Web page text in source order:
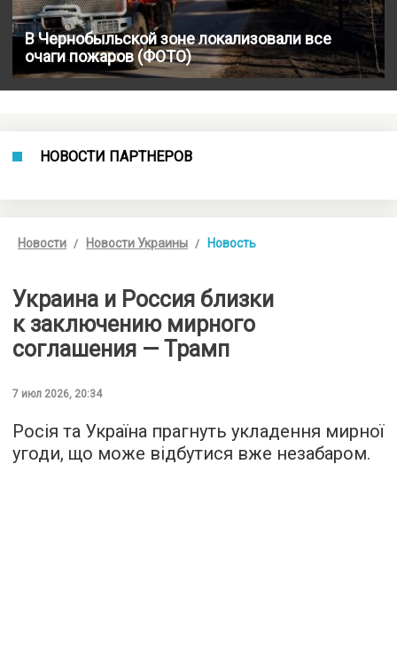
В Чернобыльской зоне локализовали все
очаги пожаров (ФОТО)
НОВОСТИ ПАРТНЕРОВ
Новости Новости Украины Новость
Украина и Россия близки
к заключению мирного
соглашения — Трамп
7 июл 2026, 20:34
Росія та Україна прагнуть укладення мирної
угоди, що може відбутися вже незабаром.